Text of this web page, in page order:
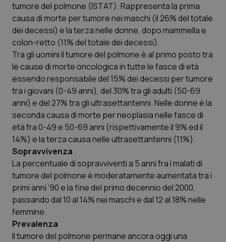
tumore del polmone (ISTAT). Rappresenta la prima
causa di morte per tumore nei maschi (il 26% del totale
dei decessi) e la terza nelle donne, dopo mammella e
colon-retto (11% del totale dei decessi).
Tra gli uomini il tumore del polmone è al primo posto tra
le cause di morte oncologica in tutte le fasce di età
essendo responsabile del 15% dei decessi per tumore
tra i giovani (0-49 anni), del 30% tra gli adulti (50-69
anni) e del 27% tra gli ultrasettantenni. Nelle donne è la
seconda causa di morte per neoplasia nelle fasce di
età fra 0-49 e 50-69 anni (rispettivamente il 9% ed il
14%) e la terza causa nelle ultrasettantenni (11%).
Sopravvivenza
La percentuale di sopravviventi a 5 anni fra i malati di
tumore del polmone è moderatamente aumentata tra i
primi anni ’90 e la fine del primo decennio del 2000,
passando dal 10 al 14% nei maschi e dal 12 al 18% nelle
femmine.
Prevalenza
Il tumore del polmone permane ancora oggi una